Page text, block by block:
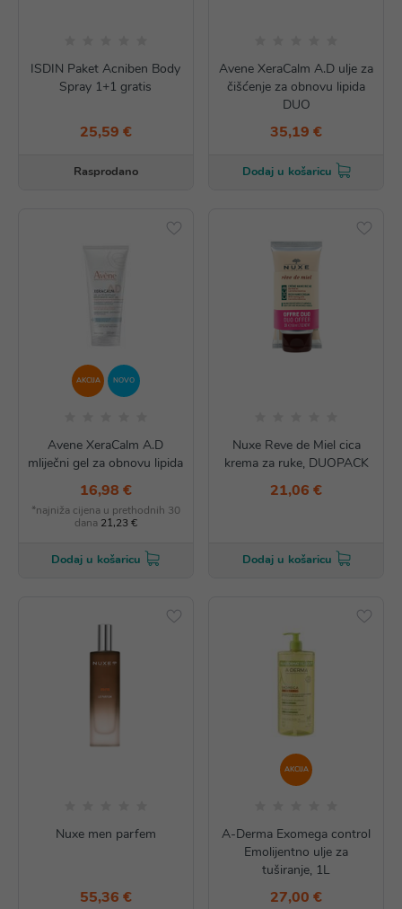
ISDIN Paket Acniben Body
Spray 1+1 gratis
25,59 €
Rasprodano
Avene XeraCalm A.D ulje za
čišćenje za obnovu lipida
DUO
35,19 €
Dodaj u košaricu
AKCIJA NOVO
Avene XeraCalm A.D
mliječni gel za obnovu lipida
16,98 €
*najniža cijena u prethodnih 30
dana 21,23 €
Dodaj u košaricu
Nuxe Reve de Miel cica
krema za ruke, DUOPACK
21,06 €
Dodaj u košaricu
Nuxe men parfem
55,36 €
AKCIJA
A-Derma Exomega control
Emolijentno ulje za
tuširanje, 1L
27,00 €